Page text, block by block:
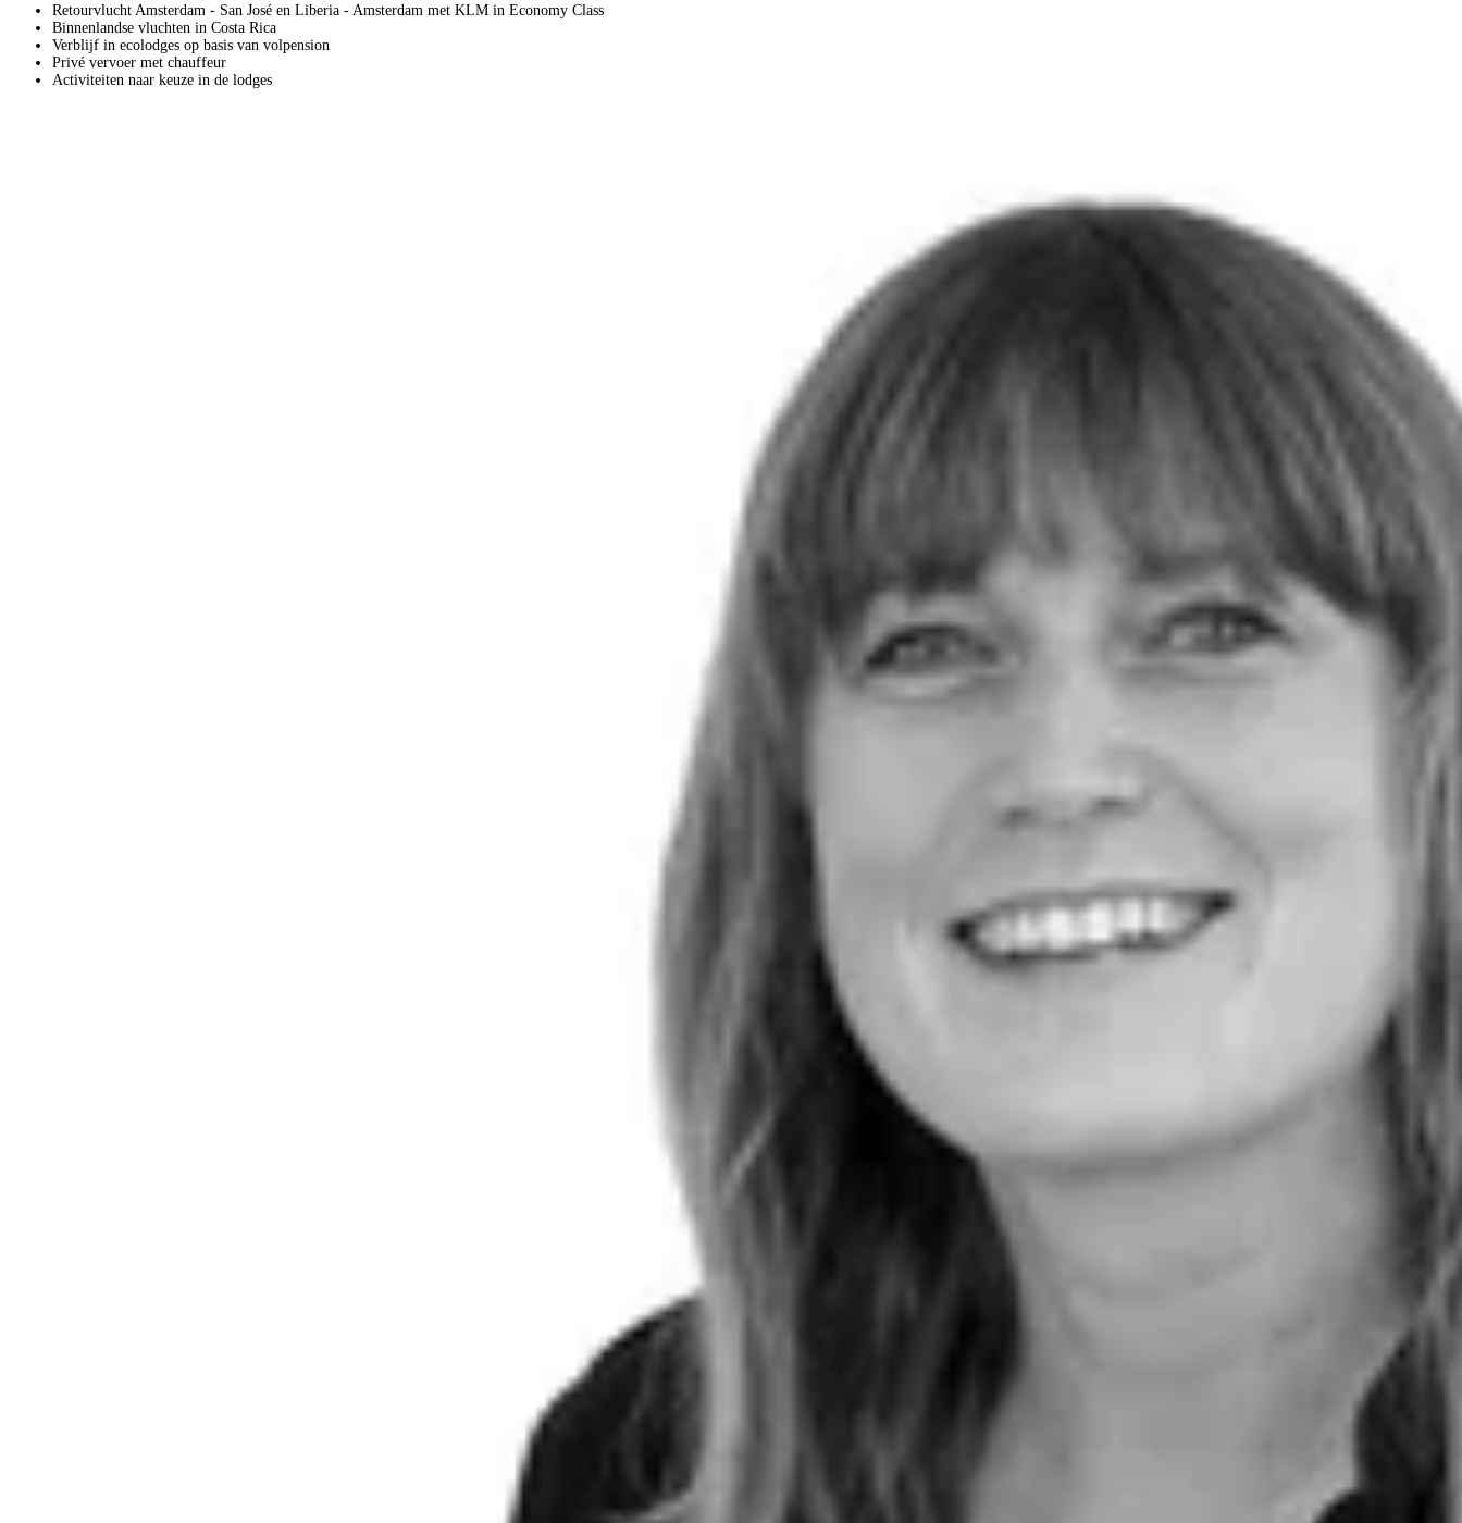
Retourvlucht Amsterdam - San José en Liberia - Amsterdam met KLM in Economy Class
Binnenlandse vluchten in Costa Rica
Verblijf in ecolodges op basis van volpension
Privé vervoer met chauffeur
Activiteiten naar keuze in de lodges